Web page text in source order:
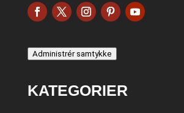
Administrér samtykke
KATEGORIER